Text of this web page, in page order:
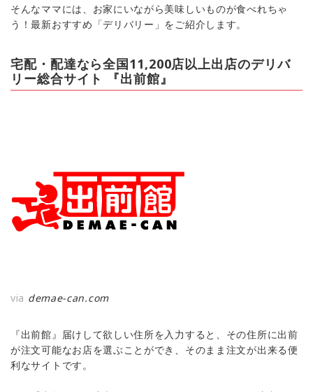
そんなママには、お家にいながら美味しいものが食べれちゃ
う！最新おすすめ「デリバリー」をご紹介します。
宅配・配達なら全国11,200店以上出店のデリバ
リー総合サイト 『出前館』
via demae-can.com
『出前館』届けして欲しい住所を入力すると、その住所に出前
が注文可能なお店を選ぶことができ、そのまま注文が出来る便
利なサイトです。